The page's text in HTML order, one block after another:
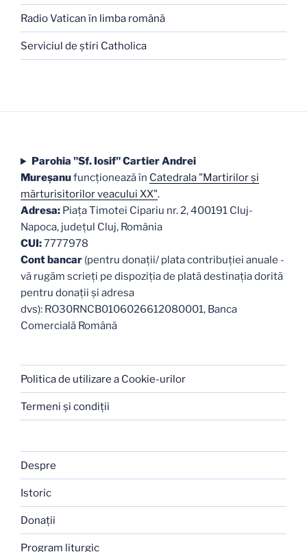
Radio Vatican în limba română
Serviciul de ştiri Catholica
Parohia "Sf. Iosif" Cartier Andrei
Mureşanufuncţionează în Catedrala "Martirilor şi
mărturisitorilor veacului XX".
Adresa: Piaţa Timotei Cipariu nr. 2, 400191 Cluj-
Napoca, judeţul Cluj, România
CUI:7777978
Cont bancar (pentru donații/ plata contribuției anuale -
vă rugăm scrieți pe dispoziția de plată destinația dorită
pentru donații și adresa
dvs): RO30RNCB0106026612080001, Banca
Comercială Română
Politica de utilizare a Cookie-urilor
Termeni şi condiţii
Despre
Istoric
Donaţii
Program liturgic